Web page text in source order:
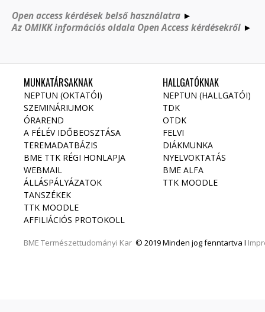
Open access kérdések belső használatra ►
Az OMIKK információs oldala Open Access kérdésekről ►
MUNKATÁRSAKNAK
NEPTUN (OKTATÓI)
SZEMINÁRIUMOK
ÓRAREND
A FÉLÉV IDŐBEOSZTÁSA
TEREMADATBÁZIS
BME TTK RÉGI HONLAPJA
WEBMAIL
ÁLLÁSPÁLYÁZATOK
TANSZÉKEK
TTK MOODLE
AFFILIÁCIÓS PROTOKOLL
BME Természettudományi Kar © 2019 Minden jog fenntartva I
HALLGATÓKNAK
NEPTUN (HALLGATÓI)
TDK
OTDK
FELVI
DIÁKMUNKA
NYELVOKTATÁS
BME ALFA
TTK MOODLE